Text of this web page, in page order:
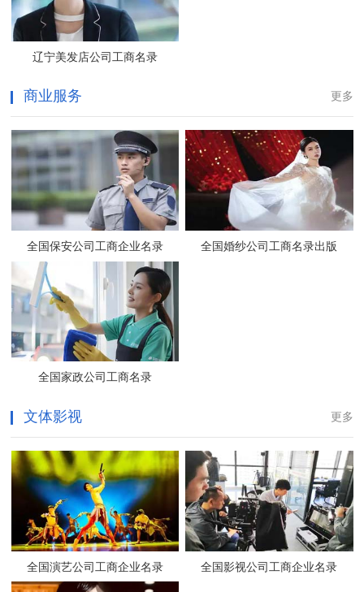
辽宁美发店公司工商名录
更多
商业服务
全国保安公司工商企业名录 全国婚纱公司工商名录出版
全国家政公司工商名录
更多
文体影视
全国演艺公司工商企业名录 全国影视公司工商企业名录